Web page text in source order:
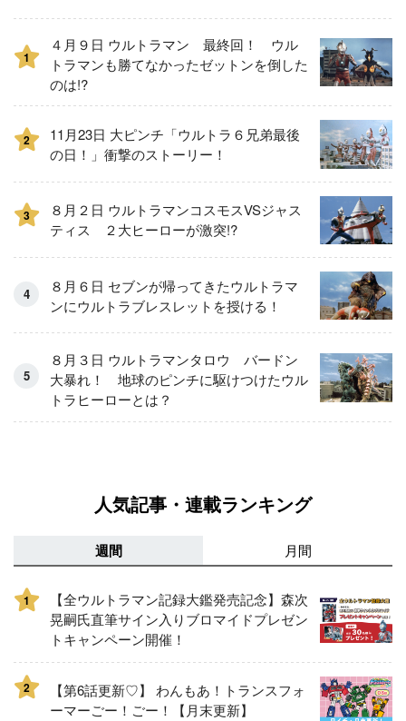
1
４月９日 ウルトラマン 最終回！ ウル
トラマンも勝てなかったゼットンを倒した
のは!?
2
11月23日 大ピンチ「ウルトラ６兄弟最後
の日！」衝撃のストーリー！
3
８月２日 ウルトラマンコスモスVSジャス
ティス ２大ヒーローが激突!?
８月６日 セブンが帰ってきたウルトラマ
ンにウルトラブレスレットを授ける！
８月３日 ウルトラマンタロウ バードン
大暴れ！ 地球のピンチに駆けつけたウル
トラヒーローとは？
人気記事・連載ランキング
週間 月間
1
【全ウルトラマン記録大鑑発売記念】森次
晃嗣氏直筆サイン入りブロマイドプレゼン
トキャンペーン開催！
2
【第6話更新♡】 わんもあ！トランスフォ
ーマーごー！ごー！【月末更新】